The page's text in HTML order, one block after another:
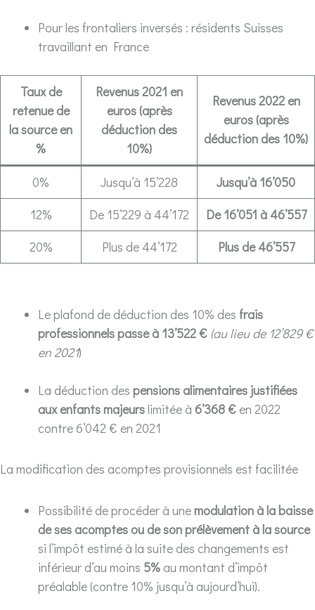
Pour les frontaliers inversés : résidents Suisses
travaillant en France
Taux de
retenue de
la source en
%
Revenus 2021 en
euros (après
déduction des
10%)
Revenus 2022 en
euros (après
déduction des 10%)
0% Jusqu’à 15’228
Jusqu’à 16’050
12%
De 15’229 à 44’172
De 16’051 à 46’557
20%
Plus de 44’172 Plus de 46’557
Le plafond de déduction des 10% des frais
professionnels passe à 13’522 € (au lieu de 12’829 €
en 2021)
La déduction des pensions alimentaires justifiées
aux enfants majeurslimitée à 6’368 € en 2022
contre 6’042 € en 2021
La modification des acomptes provisionnels est facilitée
Possibilité de procéder à unemodulation à la baisse
de ses acomptes ou de son prélèvement à la source
si l’impôt estimé à la suite des changements est
inférieur d’au moins 5% au montant d’impôt
préalable (contre 10% jusqu’à aujourd’hui).